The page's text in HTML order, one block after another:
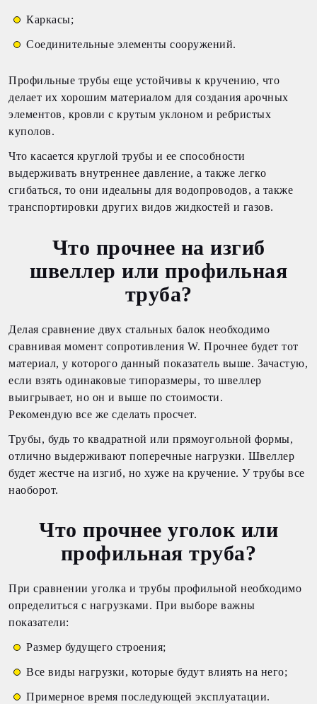
Каркасы;
Соединительные элементы сооружений.
Профильные трубы еще устойчивы к кручению, что
делает их хорошим материалом для создания арочных
элементов, кровли с крутым уклоном и ребристых
куполов.
Что касается круглой трубы и ее способности
выдерживать внутреннее давление, а также легко
сгибаться, то они идеальны для водопроводов, а также
транспортировки других видов жидкостей и газов.
Что прочнее на изгиб
швеллер или профильная
труба?
Делая сравнение двух стальных балок необходимо
сравнивая момент сопротивления W. Прочнее будет тот
материал, у которого данный показатель выше. Зачастую,
если взять одинаковые типоразмеры, то швеллер
выигрывает, но он и выше по стоимости.
Рекомендую все же сделать просчет.
Трубы, будь то квадратной или прямоугольной формы,
отлично выдерживают поперечные нагрузки. Швеллер
будет жестче на изгиб, но хуже на кручение. У трубы все
наоборот.
Что прочнее уголок или
профильная труба?
При сравнении уголка и трубы профильной необходимо
определиться с нагрузками. При выборе важны
показатели:
Размер будущего строения;
Все виды нагрузки, которые будут влиять на него;
Примерное время последующей эксплуатации.